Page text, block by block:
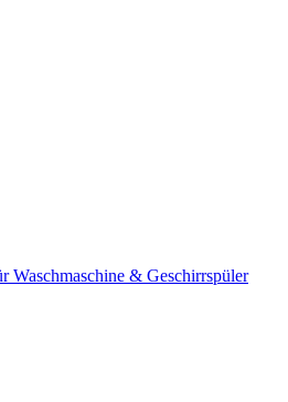
Waschmaschine & Geschirrspüler